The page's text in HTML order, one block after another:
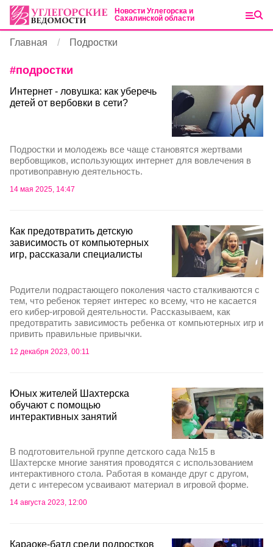
Новости Углегорска и
Сахалинской области
Главная Подростки
#подростки
Интернет - ловушка: как уберечь
детей от вербовки в сети?
Подростки и молодежь все чаще становятся жертвами
вербовщиков, использующих интернет для вовлечения в
противоправную деятельность.
14 мая 2025, 14:47
Как предотвратить детскую
зависимость от компьютерных
игр, рассказали специалисты
Родители подрастающего поколения часто сталкиваются с
тем, что ребенок теряет интерес ко всему, что не касается
его кибер-игровой деятельности. Рассказываем, как
предотвратить зависимость ребенка от компьютерных игр и
привить правильные привычки.
12 декабря 2023, 00:11
Юных жителей Шахтерска
обучают с помощью
интерактивных занятий
В подготовительной группе детского сада №15 в
Шахтерске многие занятия проводятся с использованием
интерактивного стола. Работая в команде друг с другом,
дети с интересом усваивают материал в игровой форме.
14 августа 2023, 12:00
Караоке-батл среди подростков